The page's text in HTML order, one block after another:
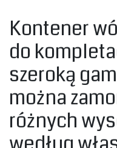
Kontener
do
szeroką
można
różnych